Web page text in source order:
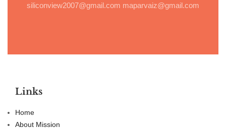
siliconview2007@gmail.com maparvaiz@gmail.com
Links
Home
About Mission